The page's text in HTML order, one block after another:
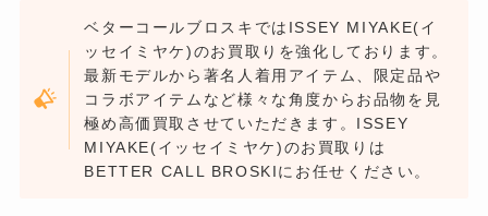
ベターコールブロスキではISSEY MIYAKE(イ
ッセイミヤケ)のお買取りを強化しております。
最新モデルから著名人着用アイテム、限定品や
コラボアイテムなど様々な角度からお品物を見
極め高価買取させていただきます。ISSEY
MIYAKE(イッセイミヤケ)のお買取りは
BETTER CALL BROSKIにお任せください。